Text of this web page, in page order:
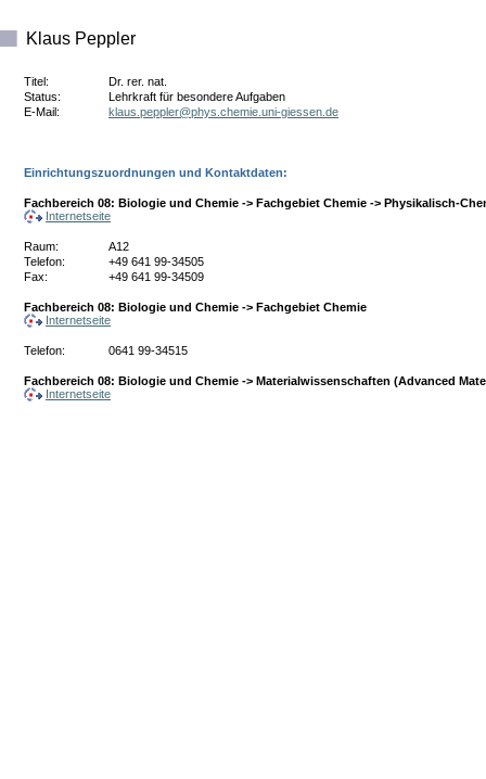
Klaus Peppler
Titel:
Dr. rer. nat.
Status:
Lehrkraft für besondere Aufgaben
E-Mail:
ed.nesseig-inu.eimehc.syhp@relppep.sualk
Einrichtungszuordnungen und Kontaktdaten:
Fachbereich 08: Biologie und Chemie -> Fachgebiet Chemie -> Physikalisch-
Internetseite
Raum:
A12
Telefon:
+49 641 99-34505
Fax:
+49 641 99-34509
Fachbereich 08: Biologie und Chemie -> Fachgebiet Chemie
Internetseite
Telefon: 0641 99-34515
Fachbereich 08: Biologie und Chemie -> Materialwissenschaften (Advanced
Internetseite